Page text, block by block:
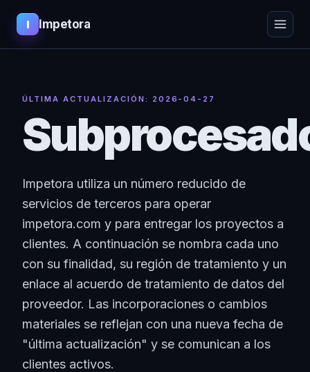
I Impetora
ÚLTIMA ACTUALIZACIÓN: 2026-04-27
Impetora utiliza un número reducido de
servicios de terceros para operar
impetora.com y para entregar los proyectos a
clientes. A continuación se nombra cada uno
con su finalidad, su región de tratamiento y un
enlace al acuerdo de tratamiento de datos del
proveedor. Las incorporaciones o cambios
materiales se reflejan con una nueva fecha de
"última actualización" y se comunican a los
clientes activos.